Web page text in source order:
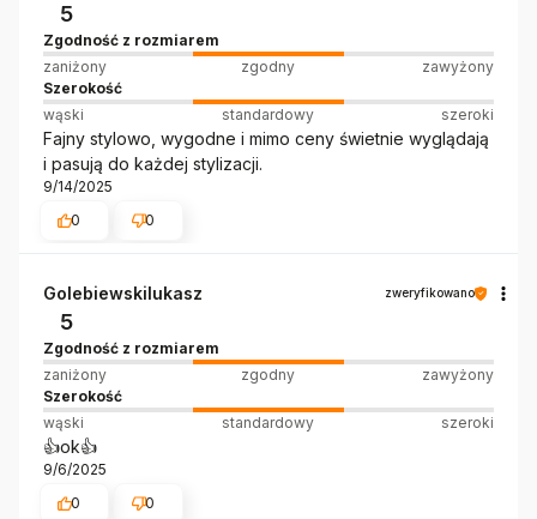
5
Zgodność z rozmiarem
zaniżony
zgodny
zawyżony
Szerokość
wąski
standardowy szeroki
Fajny stylowo, wygodne i mimo ceny świetnie wyglądają
i pasują do każdej stylizacji.
9/14/2025
0
0
Golebiewskilukasz zweryfikowano
5
Zgodność z rozmiarem
zaniżony
zgodny
zawyżony
Szerokość
wąski
standardowy szeroki
👍️ok👍️
9/6/2025
0
0